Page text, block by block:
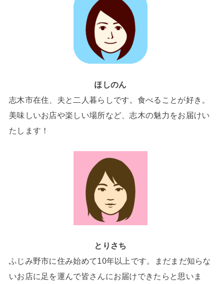
ほしのん
志木市在住、夫と二人暮らしです。食べることが好き。
美味しいお店や楽しい場所など、志木の魅力をお届けい
たします！
とりさち
ふじみ野市に住み始めて10年以上です。まだまだ知らな
いお店に足を運んで皆さんにお届けできたらと思いま